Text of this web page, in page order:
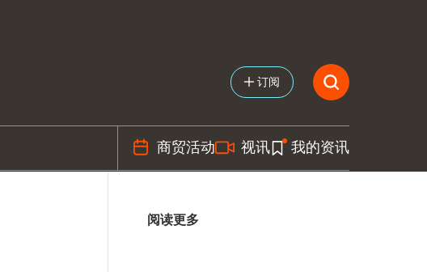
订阅
商贸活动 视讯 我的资讯
阅读更多